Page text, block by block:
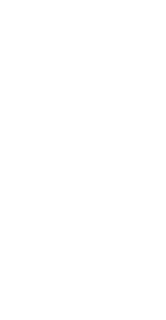
销。
渠道。
段
渠道显示促销，请将自定
促销，请将自定义字段映